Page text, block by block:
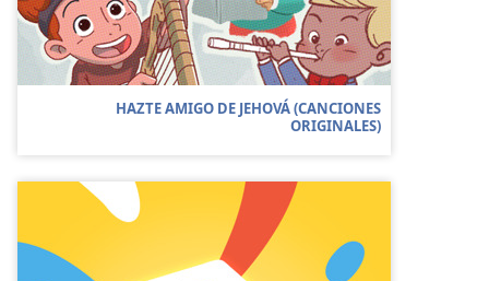
HAZTE AMIGO DE JEHOVÁ (CANCIONES
ORIGINALES)